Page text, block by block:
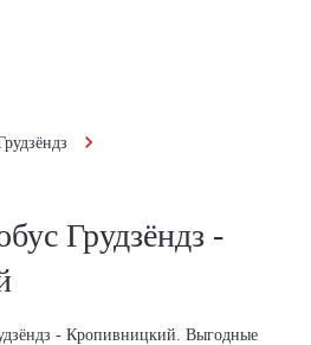
Грудзёндз -
- Кропивницкий. Выгодные